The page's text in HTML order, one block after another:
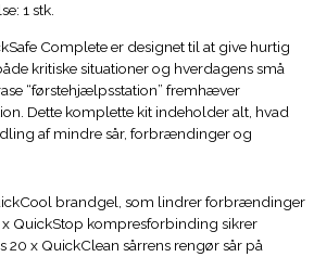
1 stk.
Complete er designet til at give hurtig
kritiske situationer og hverdagens små
“førstehjælpsstation” fremhæver
Dette komplette kit indeholder alt, hvad
af mindre sår, forbrændinger og
brandgel, som lindrer forbrændinger
QuickStop kompresforbinding sikrer
20 x QuickClean sårrens rengør sår på